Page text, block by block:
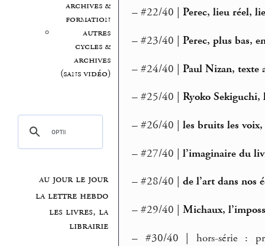
archives &
formation
autres
cycles &
archives
(sans vidéo)
au jour le jour
la lettre hebdo
les livres, la
librairie
– #22/40 |Perec, lieu réel,
– #23/40 |Perec, plus bas,
– #24/40 |Paul Nizan, texte
– #25/40 |Ryoko Sekiguchi,
– #26/40 |les bruits les
– #27/40 |l’imaginaire du
– #28/40 |de l’art dans nos
– #29/40 |Michaux,
– #30/40 | hors-série :